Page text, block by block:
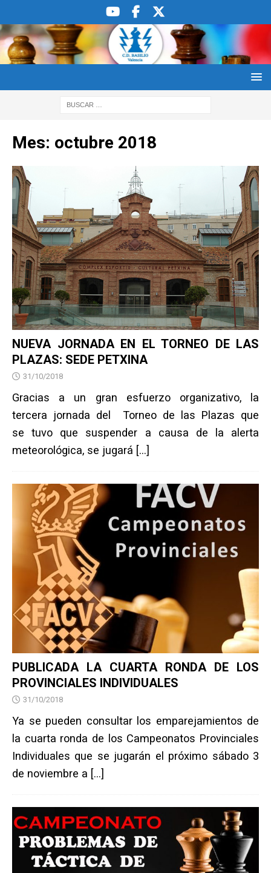
Mes: octubre 2018
NUEVA JORNADA EN EL TORNEO DE LAS
PLAZAS: SEDE PETXINA
31/10/2018
Gracias a un gran esfuerzo organizativo, la
tercera jornada del Torneo de las Plazas que
se tuvo que suspender a causa de la alerta
meteorológica, se jugará […]
PUBLICADA LA CUARTA RONDA DE LOS
PROVINCIALES INDIVIDUALES
31/10/2018
Ya se pueden consultar los emparejamientos de
la cuarta ronda de los Campeonatos Provinciales
Individuales que se jugarán el próximo sábado 3
de noviembre a […]